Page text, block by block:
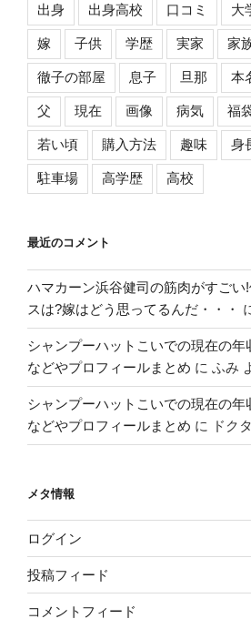
出身 出身高校 口コミ 大
嫁 子供 学歴 実家 家
徹子の部屋 息子 旦那 本
父 現在 画像 病気 福
若い頃 購入方法 趣味 身
駐車場 高学歴 高校
最近のコメント
ハマカーン浜谷健司の筋肉がすごい
スは?嫁はどう思ってるんだ・・・
シャンプーハットこいでの現在の
などやプロフィールまとめ に ふみ
シャンプーハットこいでの現在の
などやプロフィールまとめ に ドク
メタ情報
ログイン
投稿フィード
コメントフィード